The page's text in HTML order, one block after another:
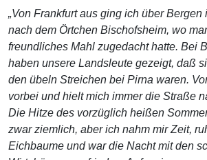
„Von Frankfurt aus ging ich über Bergen
nach dem Örtchen Bischofsheim, wo
freundliches Mahl zugedacht hatte. Bei
haben unsere Landsleute gezeigt, daß
den übeln Streichen bei Pirna waren.
vorbei und hielt mich immer die Straße
Die Hitze des vorzüglich heißen
zwar ziemlich, aber ich nahm mir Zeit,
Eichbaume und war die Nacht mit den